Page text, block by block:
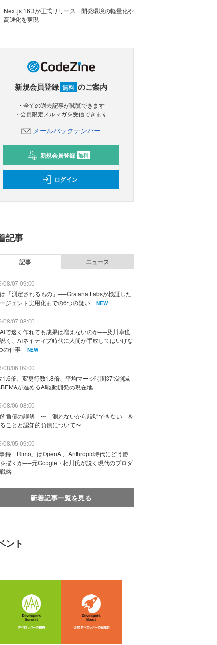
Next.js 16.3が正式リリース、開発環境の軽量化や
高速化を実現
新規会員登録 無料 のご案内
・全ての過去記事が閲覧できます
・会員限定メルマガを受信できます
メールバックナンバー
新規会員登録 無料
ログイン
記事
記事 ニュース
08/07 09:00
「測定されるもの」──Grafana Labsが検証した
ジェント実用化までの6つの疑い
NEW
08/07 08:00
で速く作れても成果は増えないのか──及川卓也
く、AIネイティブ時代に人間が手放してはいけな
の仕事
NEW
08/06 09:00
1.6倍、変更行数1.8倍、平均マージ時間37%削減
が進めるAI駆動開発の現在地
08/06 08:00
負債の誤解 〜「測れないから説明できない」を
ことと認知的負債について〜
08/05 09:00
録「Rimo」はOpenAI、Anthropic時代にどう勝
描くか──元Google・相川氏が説く現代のプロダ
略
新着記事一覧を見る
ント